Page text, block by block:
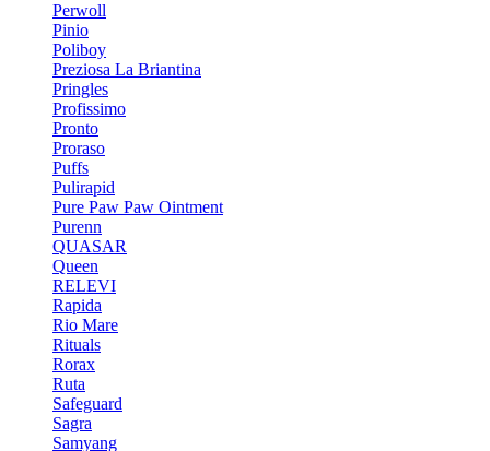
Perwoll
Pinio
Poliboy
Preziosa La Briantina
Pringles
Profissimo
Pronto
Proraso
Puffs
Pulirapid
Pure Paw Paw Ointment
Purenn
QUASAR
Queen
RELEVI
Rapida
Rio Mare
Rituals
Rorax
Ruta
Safeguard
Sagra
Samyang